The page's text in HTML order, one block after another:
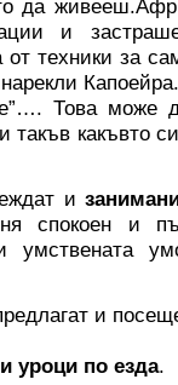
да
и
техники за
Капоейра.
Това може
какъвто
и
спокоен и
и умствената
и
уроци по езда.